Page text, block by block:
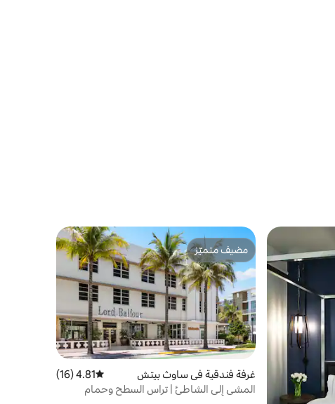
مضيف متميّز
مضيف متميّز
غرفة فندقية في ساوث بيتش متوسط التقييم 4.81 من 5، 16 مراجعات
4.81 (16)
المشي إلى الشاطئ | تراس السطح وحمام